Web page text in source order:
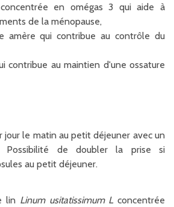
en omégas 3 qui aide à
de la ménopause,
amère qui contribue au contrôle du
contribue au maintien d'une ossature
jour le matin au petit déjeuner avec un
Possibilité de doubler la prise si
au petit déjeuner.
lin Linum usitatissimum L concentrée